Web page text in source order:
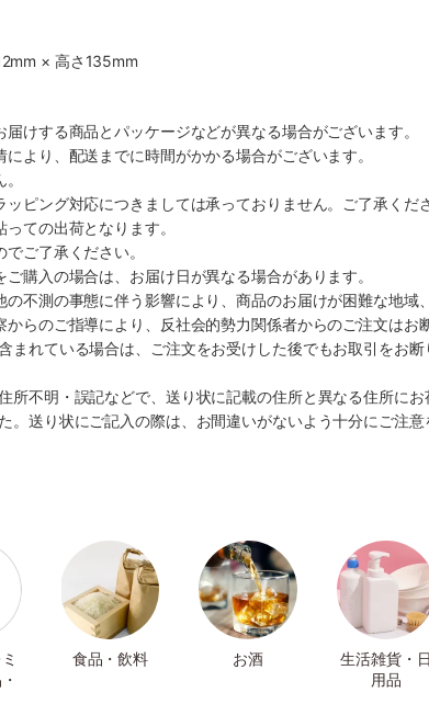
× 高さ135mm
けする商品とパッケージなどが異なる場合がございます。
より、配送までに時間がかかる場合がございます。
ピング対応につきましては承っておりません。ご了承くださ
ての出荷となります。
ご了承ください。
購入の場合は、お届け日が異なる場合があります。
不測の事態に伴う影響により、商品のお届けが困難な地域
らのご指導により、反社会的勢力関係者からのご注文は
まれている場合は、ご注文をお受けした後でもお取引をお
所不明・誤記などで、送り状に記載の住所と異なる住所に
。送り状にご記入の際は、お間違いがないよう十分にご注意
食品・飲料 お酒
生活雑貨・日
用品